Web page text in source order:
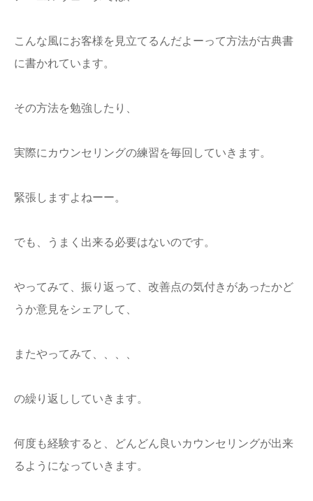
こんな風にお客様を見立てるんだよーって方法が古典書
に書かれています。
その方法を勉強したり、
実際にカウンセリングの練習を毎回していきます。
緊張しますよねーー。
でも、うまく出来る必要はないのです。
やってみて、振り返って、改善点の気付きがあったかど
うか意見をシェアして、
またやってみて、、、、
の繰り返ししていきます。
何度も経験すると、どんどん良いカウンセリングが出来
るようになっていきます。